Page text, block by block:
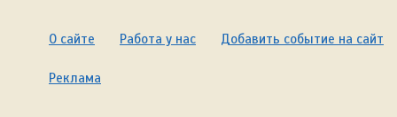
О сайте Работа у нас Добавить событие на сайт
Реклама